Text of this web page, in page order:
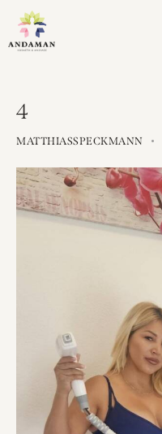
4
MATTHIASSPECKMANN